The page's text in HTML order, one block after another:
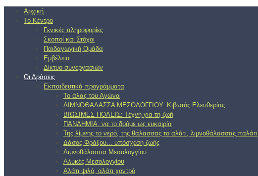
Αρχική
Το Κέντρο
Γενικές πληροφορίες
Σκοποί και Στόχοι
Παιδαγωγική Ομάδα
Εμβέλεια
Δίκτυο συνεργασιών
Οι Δράσεις
Εκπαιδευτικά προγράμματα
Το άλας του Αγώνα
ΛΙΜΝΟΘΑΛΑΣΣΑ ΜΕΣΟΛΟΓΓΙΟΥ: Κιβωτός Ελευθερίας
ΒΙΩΣΙΜΕΣ ΠΟΛΕΙΣ: Τέχνη για τη ζωή
ΠΑΝΔΗΜΙΑ: να το δούμε ως ευκαιρία
Της λίμνης το νερό, της θάλασσας το αλάτι, λιμνοθάλασσας παλάτι
Δάσος Φράξου... υπόσχεση ζωής
Λιμνοθάλασσα Μεσολογγίου
Αλυκές Μεσολογγίου
Αλάτι ψιλό, αλάτι χοντρό